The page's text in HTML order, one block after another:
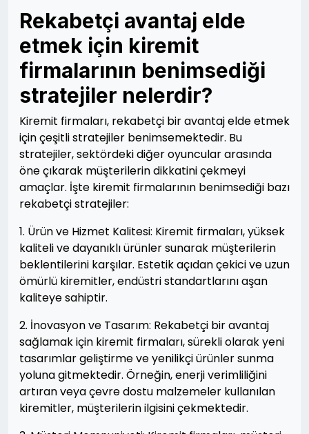
Rekabetçi avantaj elde
etmek için kiremit
firmalarının benimsediği
stratejiler nelerdir?
Kiremit firmaları, rekabetçi bir avantaj elde etmek
için çeşitli stratejiler benimsemektedir. Bu
stratejiler, sektördeki diğer oyuncular arasında
öne çıkarak müşterilerin dikkatini çekmeyi
amaçlar. İşte kiremit firmalarının benimsediği bazı
rekabetçi stratejiler:
1. Ürün ve Hizmet Kalitesi: Kiremit firmaları, yüksek
kaliteli ve dayanıklı ürünler sunarak müşterilerin
beklentilerini karşılar. Estetik açıdan çekici ve uzun
ömürlü kiremitler, endüstri standartlarını aşan
kaliteye sahiptir.
2. İnovasyon ve Tasarım: Rekabetçi bir avantaj
sağlamak için kiremit firmaları, sürekli olarak yeni
tasarımlar geliştirme ve yenilikçi ürünler sunma
yoluna gitmektedir. Örneğin, enerji verimliliğini
artıran veya çevre dostu malzemeler kullanılan
kiremitler, müşterilerin ilgisini çekmektedir.